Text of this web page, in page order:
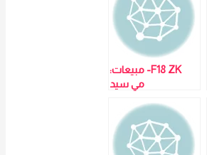
F18 ZK- مبيعات:
مي سيد